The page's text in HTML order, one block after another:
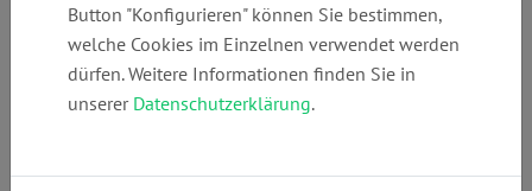
Anschrift:
Rechtsgebiete:
Button "Konfigurieren" können Sie bestimmen,
welche Cookies im Einzelnen verwendet werden
dürfen. Weitere Informationen finden Sie in
unserer Datenschutzerklärung.